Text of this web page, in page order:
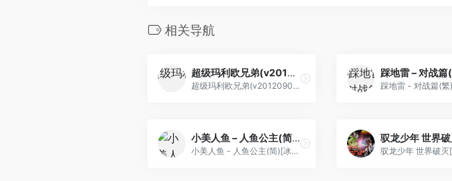
相关导航
超级玛利欧兄弟(v20120903)(繁)[Nokoh](JUE)[ACT](0.75Mb)
超级玛利欧兄弟(v20120903)(繁)[Nokoh](JUE)[ACT](0.75Mb)
小美人鱼 – 人鱼公主(简)[冰组](JP)[ACT](1Mb)
小美人鱼 - 人鱼公主(简)[冰组](JP)[ACT](1Mb)